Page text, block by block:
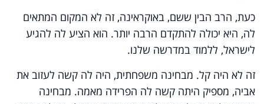
כעת, הרב הבין ששם, באוקראינה, זה לא המקום המתאים
לה, היא יכולה להתקדם הרבה יותר. הוא הציע לה להגיע
לישראל, ללמוד במדרשה שלנו.
זה לא היה קל. מבחינה משפחתית, היה לה קשה לעזוב את
אביה, מספיק היתה קשה לה הפרידה מאמה. מבחינה